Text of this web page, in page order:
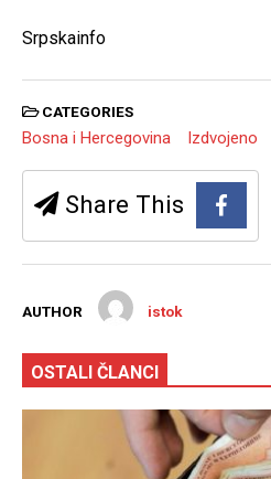
Srpskainfo
CATEGORIES
Bosna i Hercegovina Izdvojeno
Share This
AUTHOR istok
OSTALI ČLANCI